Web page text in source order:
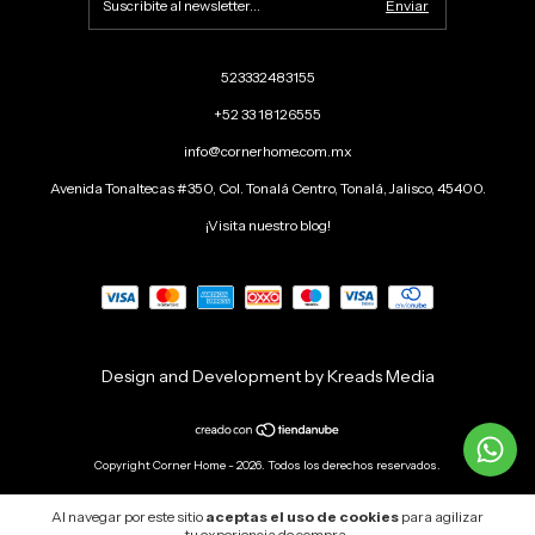
Al navegar por este sitio aceptas el uso de cookies para agilizar
523332483155
+52 33 18126555
info@cornerhome.com.mx
Avenida Tonaltecas #350, Col. Tonalá Centro, Tonalá, Jalisco, 45400.
¡Visita nuestro blog!
Design and Development by Kreads Media
Copyright Corner Home - 2026. Todos los derechos reservados.